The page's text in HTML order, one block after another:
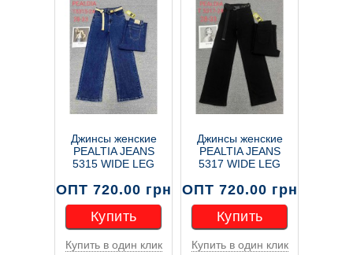
Джинсы женские
PEALTIA JEANS
5315 WIDE LEG
ОПТ 720.00 грн
Купить
Купить в один клик
Джинсы женские
PEALTIA JEANS
5317 WIDE LEG
ОПТ 720.00 грн
Купить
Купить в один клик